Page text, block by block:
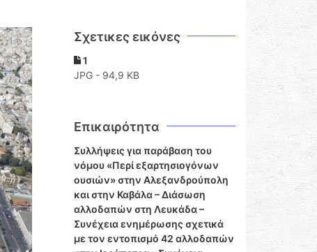
Σχετικες εικόνες
1
JPG - 94,9 KB
Επικαιρότητα
Συλλήψεις για παράβαση του
νόμου «Περί εξαρτησιογόνων
ουσιών» στην Αλεξανδρούπολη
και στην Καβάλα – Διάσωση
αλλοδαπών στη Λευκάδα –
Συνέχεια ενημέρωσης σχετικά
με τον εντοπισμό 42 αλλοδαπών